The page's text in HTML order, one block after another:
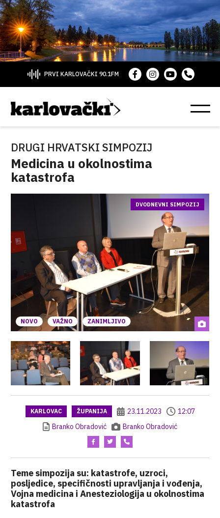
PRVI KARLOVAČKI 90.1FM
DRUGI HRVATSKI SIMPOZIJ
Medicina u okolnostima
katastrofa
NOVO VAŽNO ZANIMLJIVO
DVODNEVNI SIMPOZIJ
KARLOVAC ŽUPANIJA 23.11.2023
12:07
Branko Obradović
Branko Obradović
Teme simpozija su: katastrofe, uzroci,
posljedice, specifičnosti upravljanja i vođenja,
Vojna medicina i Anesteziologija u okolnostima
katastrofa